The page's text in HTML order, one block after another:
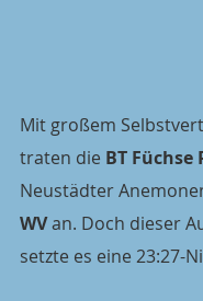
Mit großem
traten die BT
Neustädter
WV an. Doch dieser
setzte es eine 23:27-